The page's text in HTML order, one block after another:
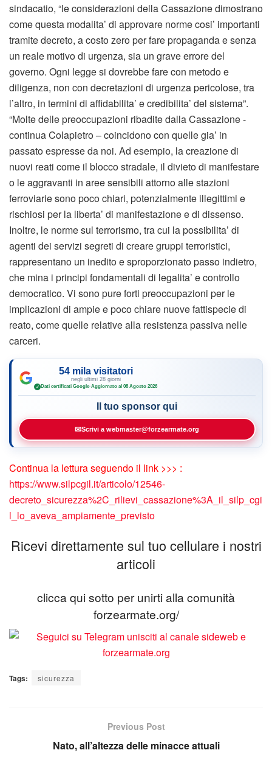
sindacatio, “le considerazioni della Cassazione dimostrano
come questa modalita’ di approvare norme cosi’ importanti
tramite decreto, a costo zero per fare propaganda e senza
un reale motivo di urgenza, sia un grave errore del
governo. Ogni legge si dovrebbe fare con metodo e
diligenza, non con decretazioni di urgenza pericolose, tra
l’altro, in termini di affidabilita’ e credibilita’ del sistema”.
“Molte delle preoccupazioni ribadite dalla Cassazione -
continua Colapietro – coincidono con quelle gia’ in
passato espresse da noi. Ad esempio, la creazione di
nuovi reati come il blocco stradale, il divieto di manifestare
o le aggravanti in aree sensibili attorno alle stazioni
ferroviarie sono poco chiari, potenzialmente illegittimi e
rischiosi per la liberta’ di manifestazione e di dissenso.
Inoltre, le norme sul terrorismo, tra cui la possibilita’ di
agenti dei servizi segreti di creare gruppi terroristici,
rappresentano un inedito e sproporzionato passo indietro,
che mina i principi fondamentali di legalita’ e controllo
democratico. Vi sono pure forti preoccupazioni per le
implicazioni di ampie e poco chiare nuove fattispecie di
reato, come quelle relative alla resistenza passiva nelle
carceri.
54 mila visitatori
negli ultimi 28 giorni
✓ Dati certificati Google·Aggiornato al 08 Agosto 2026
Il tuo sponsor qui
✉Scrivi a webmaster@forzearmate.org
Continua la lettura seguendo il link >>> :
https://www.silpcgil.it/articolo/12546-
decreto_sicurezza%2C_rilievi_cassazione%3A_il_silp_cgi
l_lo_aveva_ampiamente_previsto
Ricevi direttamente sul tuo cellulare i nostri
articoli
clicca qui sotto per unirti alla comunità
forzearmate.org/
Tags: sicurezza
Previous Post
Nato, all’altezza delle minacce attuali